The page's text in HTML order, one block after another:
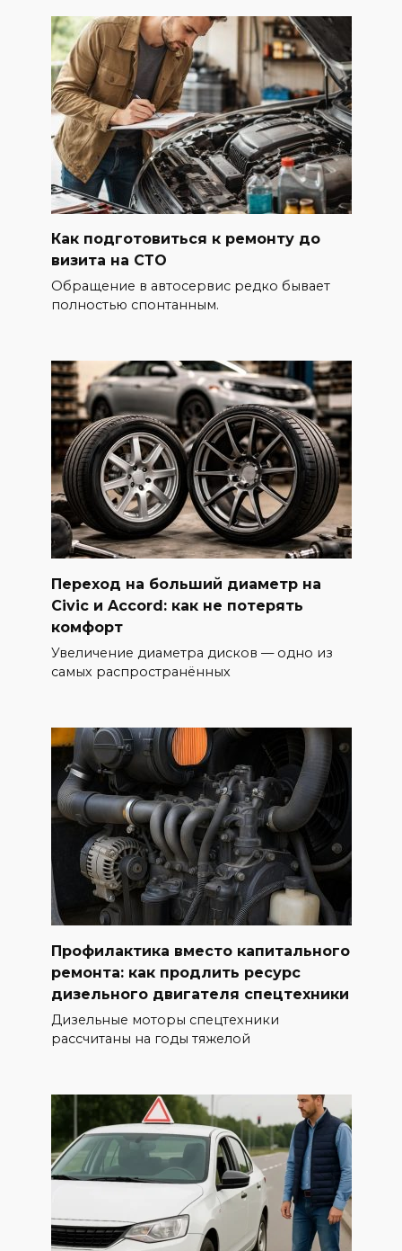
Как подготовиться к ремонту до
визита на СТО
Обращение в автосервис редко бывает
полностью спонтанным.
Переход на больший диаметр на
Civic и Accord: как не потерять
комфорт
Увеличение диаметра дисков — одно из
самых распространённых
Профилактика вместо капитального
ремонта: как продлить ресурс
дизельного двигателя спецтехники
Дизельные моторы спецтехники
рассчитаны на годы тяжелой